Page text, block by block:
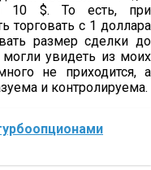
10 $. То есть, при
торговать с 1 доллара
размер сделки до
увидеть из моих
не приходится, а
и контролируема.